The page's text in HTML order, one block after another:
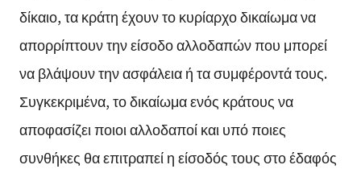
δίκαιο, τα κράτη έχουν το κυρίαρχο δικαίωμα να
απορρίπτουν την είσοδο αλλοδαπών που μπορεί
να βλάψουν την ασφάλεια ή τα συμφέροντά τους.
Συγκεκριμένα, το δικαίωμα ενός κράτους να
αποφασίζει ποιοι αλλοδαποί και υπό ποιες
συνθήκες θα επιτραπεί η είσοδός τους στο έδαφός